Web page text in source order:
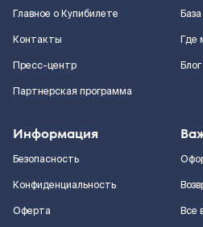
Главное о Купибилете
Контакты
Пресс-центр
Партнерская программа
Где
Блог
Информация
Безопасность
Конфиденциальность
Оферта
Все